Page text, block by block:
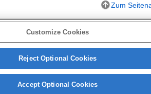
Zum
Customize Cookies
Reject Optional Cookies
Accept Optional Cookies